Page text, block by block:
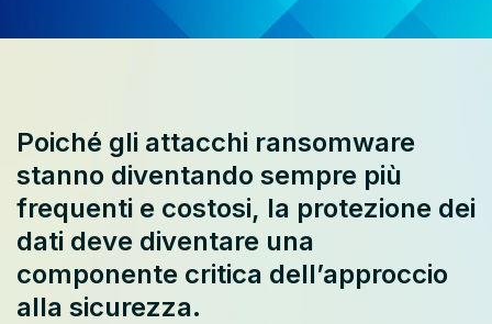
Poiché gli attacchi ransomware
stanno diventando sempre più
frequenti e costosi, la protezione dei
dati deve diventare una
componente critica dell’approccio
alla sicurezza.